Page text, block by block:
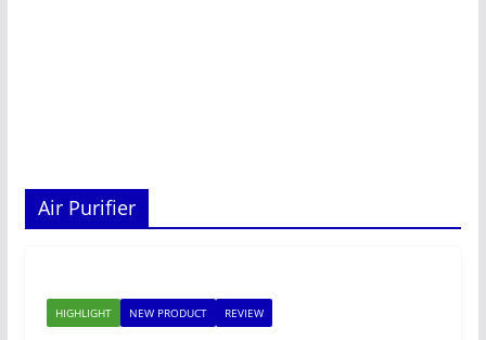
Air Purifier
HIGHLIGHT NEW PRODUCT REVIEW